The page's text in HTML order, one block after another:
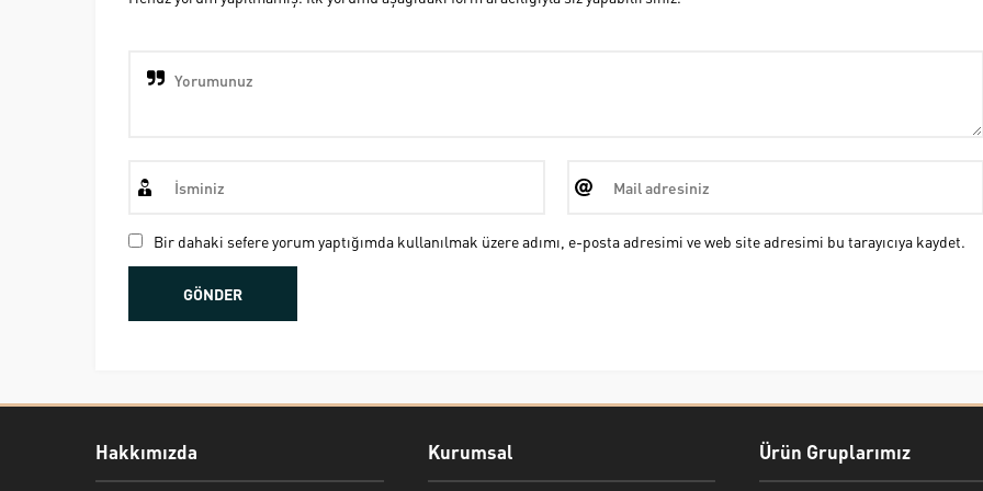
Bir dahaki sefere yorum yaptığımda kullanılmak üzere adımı, e-posta adresimi ve web site adresimi bu tarayıcıya kaydet.
Hakkımızda Kurumsal Ürün Gruplarımız